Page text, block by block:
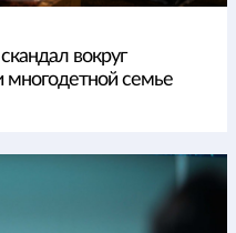
вокруг
многодетной семье